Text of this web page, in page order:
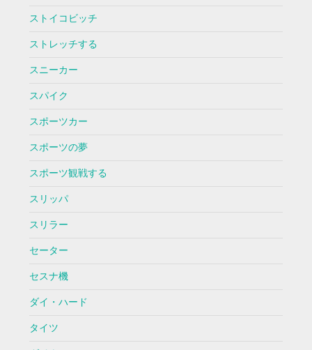
ストイコビッチ
ストレッチする
スニーカー
スパイク
スポーツカー
スポーツの夢
スポーツ観戦する
スリッパ
スリラー
セーター
セスナ機
ダイ・ハード
タイツ